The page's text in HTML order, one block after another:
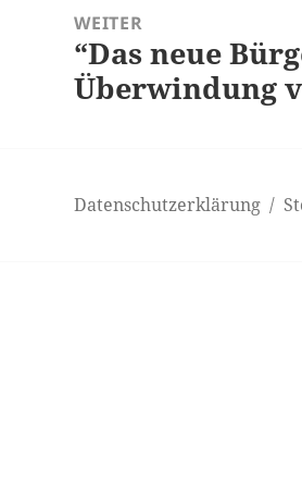
WEITER
Nächster
Beitrag:
“Das neue
Überwindung
Datenschutzerklärung